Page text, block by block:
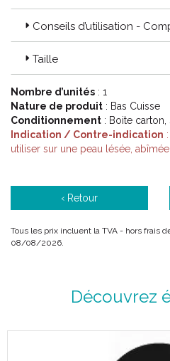
Code ACL : 1004324 / 1004330 /
1004326 / 1004332 / 1004327 /
10044334 / 1004329 / 1004335
Code EAN : 3611610043249 /
/ 3611610043317 /
3611610043270 / 3611610043331
3611610043348 / 3611610043294
Conseils d’utilisation -
Taille
Nombre d’unités : 1
Nature de produit : Bas Cuisse
Conditionnement : Boite carton,
Indication / Contre-indication
utiliser sur une peau lésée,
‹ Retour
Tous les prix incluent la TVA - hors frais
08/08/2026.
Découvrez